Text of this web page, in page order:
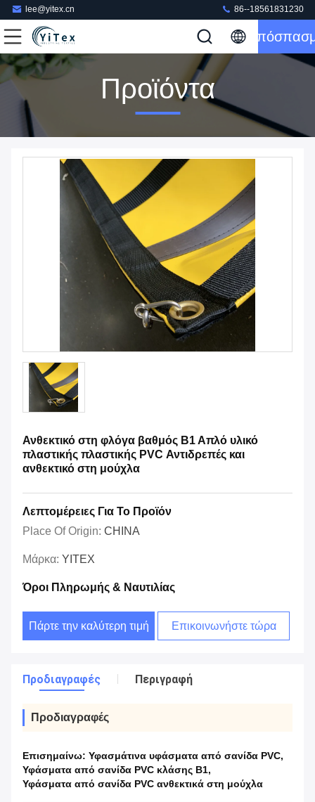
lee@yitex.cn 86--18561831230
Προϊόντα
Ανθεκτικό στη φλόγα βαθμός Β1 Απλό υλικό
πλαστικής πλαστικής PVC Αντιδρεπές και
ανθεκτικό στη μούχλα
Λεπτομέρειες Για Το Προϊόν
Place Of Origin: CHINA
Μάρκα: YITEX
Όροι Πληρωμής & Ναυτιλίας
Πάρτε την καλύτερη τιμή Επικοινωνήστε τώρα
Προδιαγραφές Περιγραφή
Προδιαγραφές
Επισημαίνω: Υφασμάτινα υφάσματα από σανίδα PVC,
Υφάσματα από σανίδα PVC κλάσης Β1,
Υφάσματα από σανίδα PVC ανθεκτικά στη μούχλα